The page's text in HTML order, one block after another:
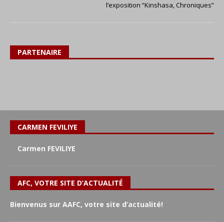
l’exposition “Kinshasa, Chroniques”
PARTENAIRE
CARMEN FEVILIYE
Carmen FEVILIYE
AFC, VOTRE SITE D’ACTUALITÉ
Bienvenus sur AAFC, votre site d’actualité!